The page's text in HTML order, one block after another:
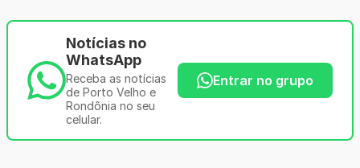
Notícias no
WhatsApp
Receba as notícias
de Porto Velho e
Rondônia no seu
celular.
Entrar no grupo